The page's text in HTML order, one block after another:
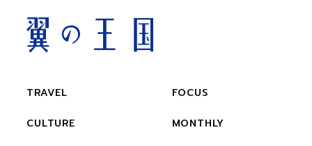
TRAVEL
CULTURE
FOCUS
MONTHLY